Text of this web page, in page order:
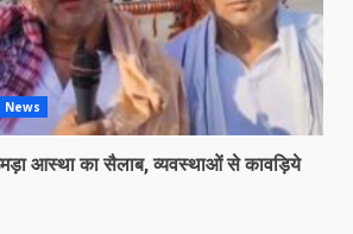
आस्था का सैलाब, व्यवस्थाओं से कावड़िये